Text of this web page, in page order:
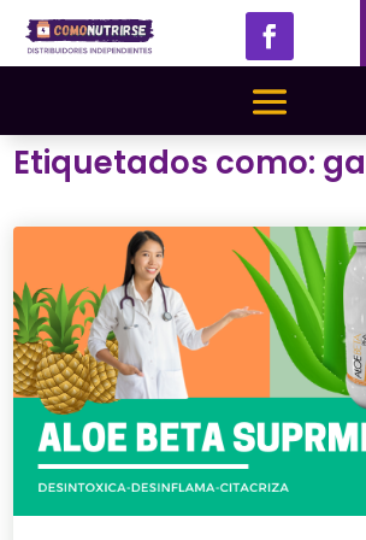
Etiquetados como: